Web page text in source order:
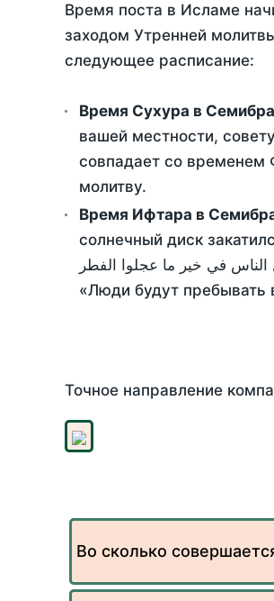
Время поста в Исламе
заходом Утренней
следующее расписание:
Время Сухура в
вашей местности,
совпадает со временем
молитву.
Время Ифтара в
солнечный диск
الناس في خير ما عجلوا الفطر
«Люди будут пребывать
Точное направление
Во сколько